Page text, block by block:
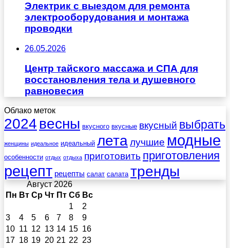
Электрик с выездом для ремонта
электрооборудования и монтажа
проводки
26.05.2026
Центр тайского массажа и СПА для
восстановления тела и душевного
равновесия
Облако меток
2024 весны вкусного вкусные вкусный выбрать
женщины идеальное идеальный леталучшие модные
особенности отдых отдыха приготовить приготовления
рецепт рецепты салат салата тренды
Август 2026
Пн Вт Ср Чт Пт Сб Вс
1
2
3
4 5 6 7 8
9
10 11 12 13 14 15 16
17 18 19 20 21 22 23